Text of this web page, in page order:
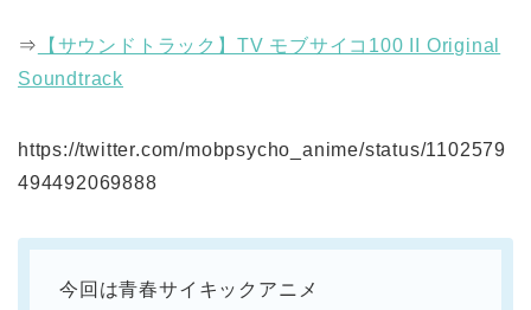
⇒
【サウンドトラック】TV モブサイコ100 II Original
Soundtrack
https://twitter.com/mobpsycho_anime/status/1102579
494492069888
今回は青春サイキックアニメ